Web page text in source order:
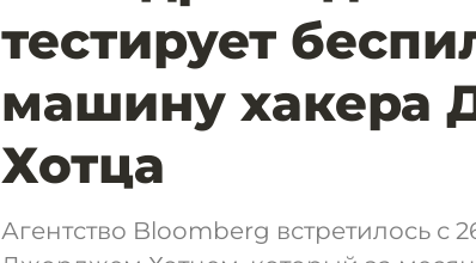
тестирует
машину хакера
Хотца
Агентство Bloomberg встретилось с